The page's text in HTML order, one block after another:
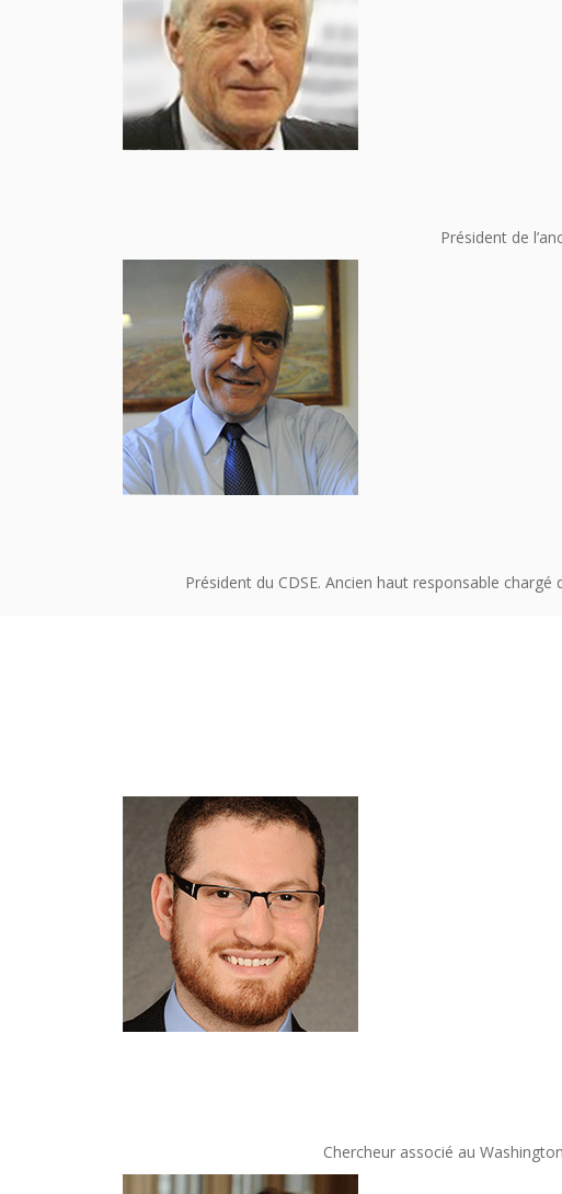
Président de
Président du CDSE. Ancien haut responsable
Chercheur associé au